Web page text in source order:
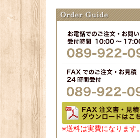
※送料は実費になります。